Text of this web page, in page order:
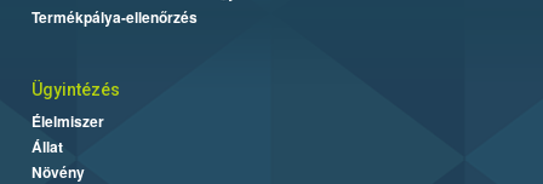
Termékpálya-ellenőrzés
Ügyintézés
Élelmiszer
Állat
Növény